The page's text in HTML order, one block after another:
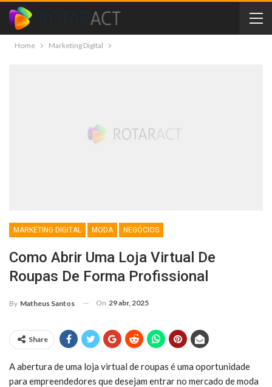
Home Marketing Digital
MARKETING DIGITAL MODA NEGÓCIOS
Como Abrir Uma Loja Virtual De
Roupas De Forma Profissional
By Matheus Santos On 29 abr, 2025
Share
A abertura de uma loja virtual de roupas é uma oportunidade
para empreendedores que desejam entrar no mercado de moda